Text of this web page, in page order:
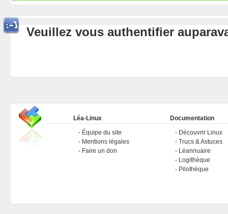
Veuillez vous authentifier
Léa-Linux
Équipe du site
Mentions légales
Faire un don
Documentation
Découvrir Linux
Trucs & Astuces
Léannuaire
Logithèque
Pilothèque